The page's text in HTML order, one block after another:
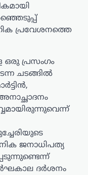
പ്രവേശനത്തെ
ഒരു പ്രസംഗം
ചടങ്ങിൽ
ജനാധിപത്യ
ദർശനം